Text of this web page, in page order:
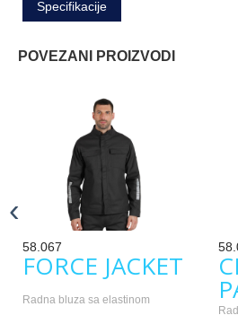
Specifikacije
POVEZANI PROIZVODI
58.067
FORCE JACKET
Radna bluza sa elastinom
‹